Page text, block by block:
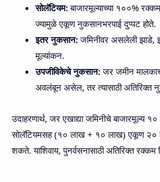
सोलॅटियम:बाजारमूल्याच्या १००%
ज्यामुळे एकूण नुकसानभरपाई दुप्पट होते.
इतर नुकसान:जमिनीवर असलेली झाडे,
मूल्यांकन.
उपजीविकेचे नुकसान:जर जमीन
अवलंबून असेल, तर त्यासाठी अतिरिक्त
उदाहरणार्थ, जर एखाद्या जमिनीचे बाजारमूल्य
सोलॅटियमसह (१० लाख + १० लाख) एकूण २०
शकते. याशिवाय, पुनर्वसनासाठी अतिरिक्त